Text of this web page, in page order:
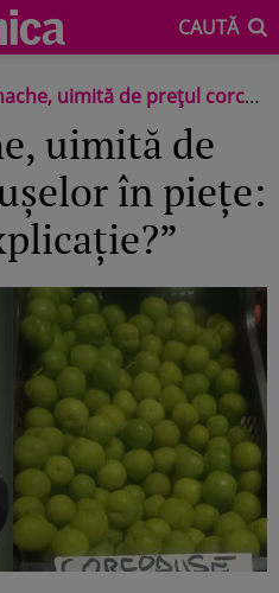
CAUTĂ
de prețul corcodușelor în piețe: „Aveți vreo explicație?”
uimită de
în piețe: